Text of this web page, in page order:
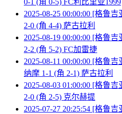
0-1 (角 0-5) FC利比里亚1999
2025-08-25 00:00:00 [格鲁
2-0 (角 4-4) 萨古拉利
2025-08-19 00:00:00 [格鲁
2-2 (角 5-2) FC加雷捷
2025-08-11 00:00:00 [格鲁
纳摩 1-1 (角 2-1) 萨古拉利
2025-08-03 01:00:00 [格鲁
2-0 (角 2-5) 克尔赫提
2025-07-27 20:25:54 [格鲁